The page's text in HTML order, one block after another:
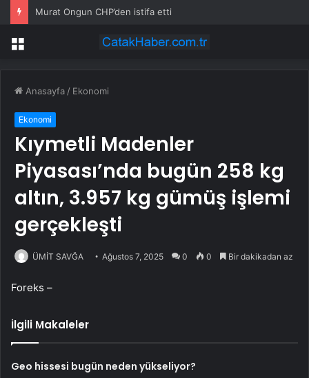
Murat Ongun CHP’den istifa etti
Menü
Anasayfa / Ekonomi
Ekonomi
Kıymetli Madenler
Piyasası’nda bugün 258 kg
altın, 3.957 kg gümüş işlemi
gerçekleşti
ÜMİT SAVĞA Ağustos 7, 2025 0 0 Bir dakikadan az
Foreks –
İlgili Makaleler
Geo hissesi bugün neden yükseliyor?